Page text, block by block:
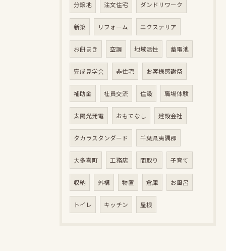
分譲地 注文住宅 ダンドリワーク
新築 リフォーム エクステリア
お餅まき 空調 地域活性 蓄電池
完成見学会 非住宅 お客様感謝祭
補助金 社員交流 住設 職場体験
太陽光発電 おもてなし 建設会社
タカラスタンダード 千葉県夷隅郡
大多喜町 工務店 間取り 子育て
収納 外構 物置 倉庫 お風呂
トイレ キッチン 屋根